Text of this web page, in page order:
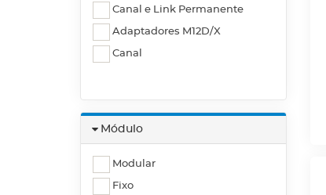
Canal e Link Permanente
Adaptadores M12D/X
Canal
Módulo
Modular
Fixo